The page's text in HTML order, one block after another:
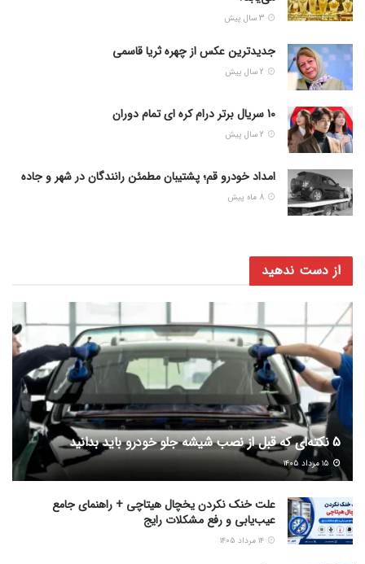
جدیدترین عکس از چهره ثریا قاسمی
10 سریال برتر درام کره ای تمام دوران
امداد خودرو قم؛ پشتیبان مطمئن رانندگان در شهر و جاده
از دست ندهید
5 نکته‌ای که قبل از نصب شیشه جلو خودرو باید بدانید
علت خنک نکردن یخچال هیتاچی + راهنمای جامع
عیب‌یابی و رفع مشکلات رایج